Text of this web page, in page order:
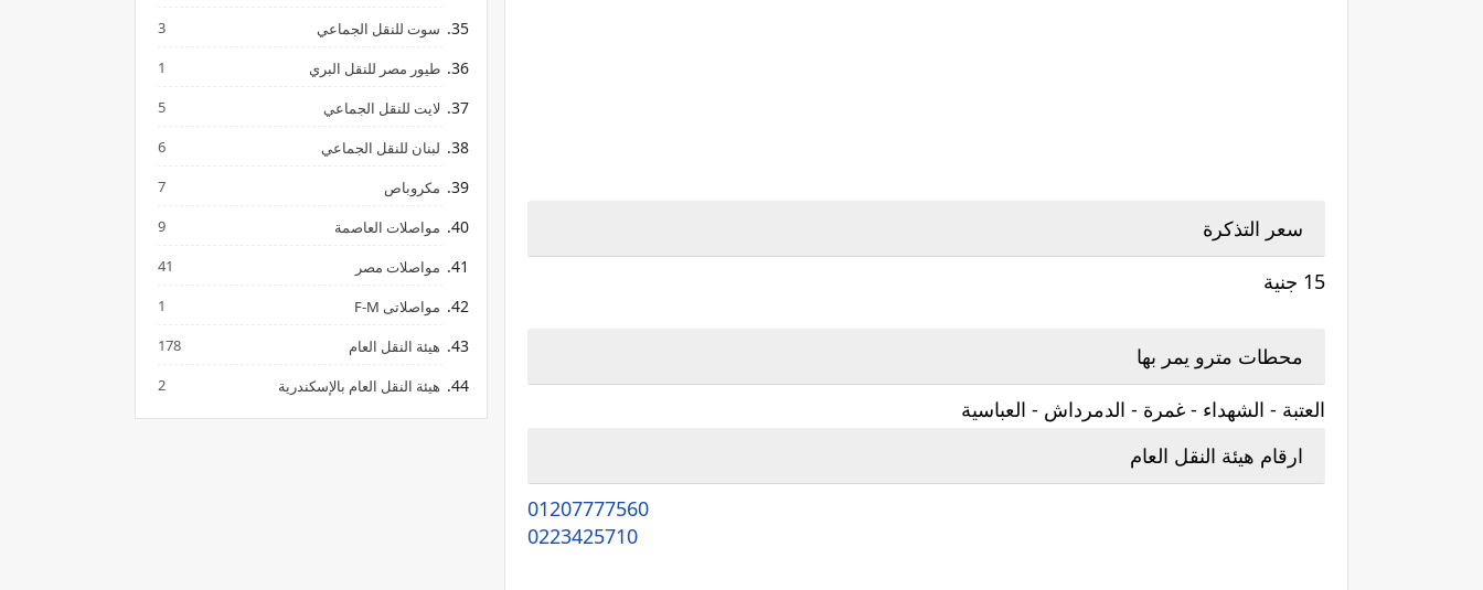
سعر التذكرة
15 جنية
محطات مترو يمر بها
العتبة - الشهداء - غمرة - الدمرداش - العباسية
ارقام هيئة النقل العام
01207777560
0223425710
سوت للنقل الجماعي 3
طيور مصر للنقل البري 1
لايت للنقل الجماعي 5
لبنان للنقل الجماعي 6
مكروباص 7
مواصلات العاصمة 9
مواصلات مصر 41
مواصلاتى F-M 1
هيئة النقل العام 178
هيئة النقل العام بالإسكندرية 2